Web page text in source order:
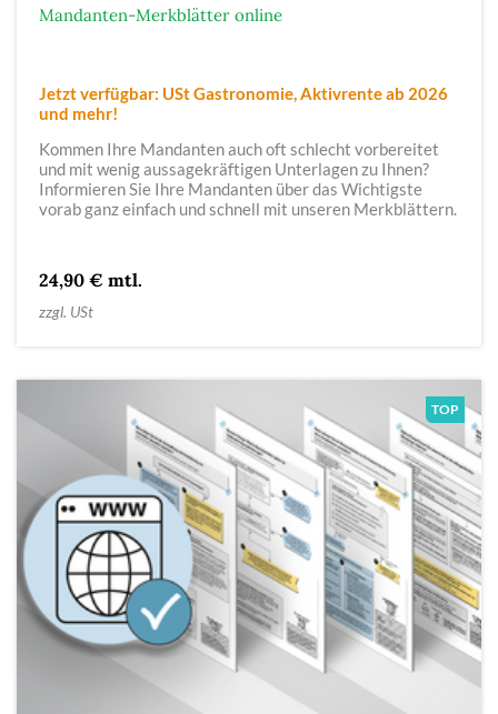
Mandanten-Merkblätter online
Jetzt verfügbar: USt Gastronomie, Aktivrente ab 2026
und mehr!
Kommen Ihre Mandanten auch oft schlecht vorbereitet
und mit wenig aussagekräftigen Unterlagen zu Ihnen?
Informieren Sie Ihre Mandanten über das Wichtigste
vorab ganz einfach und schnell mit unseren Merkblättern.
24,90 € mtl.
zzgl. USt